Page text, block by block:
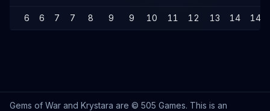
6 6 7 7 8 9 9 10 11 12 13 14 14
Gems of War and Krystara are © 505 Games. This is an